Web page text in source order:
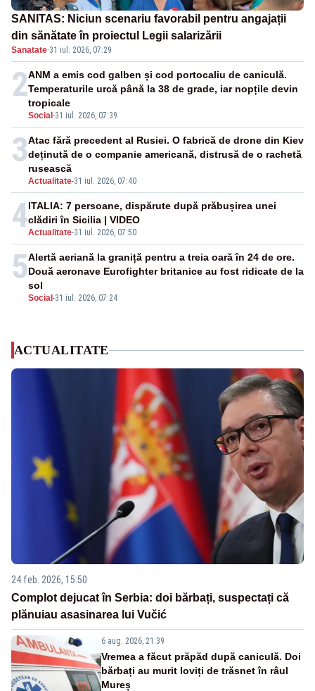
SANITAS: Niciun scenariu favorabil pentru angajații
din sănătate în proiectul Legii salarizării
Sanatate·31 iul. 2026, 07:29
2
Social -31 iul. 2026, 07:39
ANM a emis cod galben și cod portocaliu de caniculă.
Temperaturile urcă până la 38 de grade, iar nopțile devin
tropicale
3
Actualitate-31 iul. 2026, 07:40
Atac fără precedent al Rusiei. O fabrică de drone din Kiev
deținută de o companie americană, distrusă de o rachetă
rusească
4Actualitate-31 iul. 2026, 07:50
ITALIA: 7 persoane, dispărute după prăbușirea unei
clădiri în Sicilia | VIDEO
5
Social -31 iul. 2026, 07:24
Alertă aeriană la graniță pentru a treia oară în 24 de ore.
Două aeronave Eurofighter britanice au fost ridicate de la
sol
ACTUALITATE
24 feb. 2026, 15:50
Complot dejucat în Serbia: doi bărbați, suspectați că
plănuiau asasinarea lui Vučić
6 aug. 2026, 21:39
Vremea a făcut prăpăd după caniculă. Doi
bărbați au murit loviți de trăsnet în râul
Mureș